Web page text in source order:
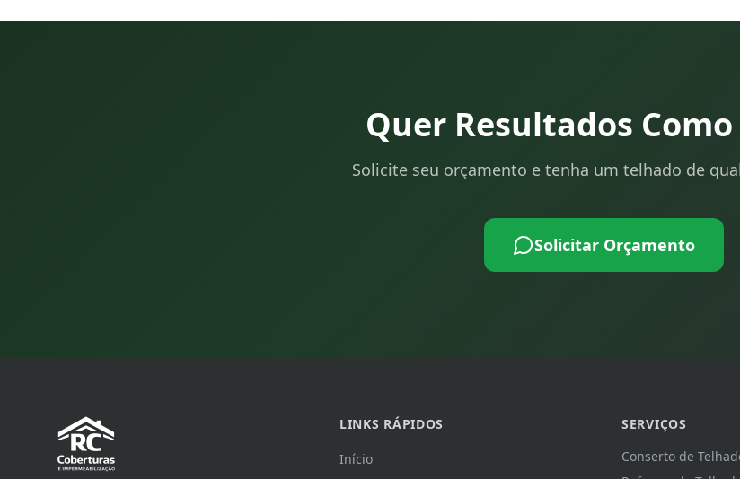
Quer Resultados Como
Solicite seu orçamento e tenha um telhado de
Solicitar Orçamento
LINKS RÁPIDOS
Início
SERVIÇOS
Conserto de